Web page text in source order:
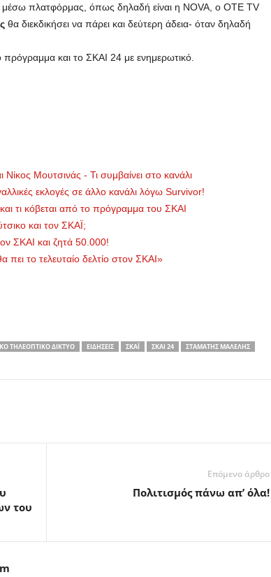
μέσω πλατφόρμας, όπως δηλαδή είναι η NOVA, o ΟΤΕ TV
θα διεκδικήσει να πάρει και δεύτερη άδεια- όταν δηλαδή
πρόγραμμα και το ΣΚΑΙ 24 με ενημερωτικό.
Μουτσινάς - Τι συμβαίνει στο κανάλι
εκλογές σε άλλο κανάλι λόγω Survivor!
τι κόβεται από το πρόγραμμα του ΣΚΑΙ
και τον ΣΚΑΪ;
ΣΚΑΙ και ζητά 50.000!
πει το τελευταίο δελτίο στον ΣΚΑΙ»
ΤΗΛΕΟΠΤΙΚΌ ΔΊΚΤΥΟ ΕΙΔΉΣΕΙΣ ΣΚΑΪ ΣΚΑΙ 24
ΣΤΑΜΆΤΗΣ ΜΑΛΈΛΗΣ
του
Επόμενο άρθρο
Πολιτισμός πάνω απ’ όλα!